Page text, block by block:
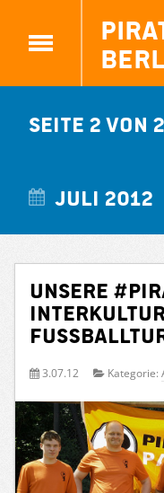
Seite 2 von 2
Juli 2012
Unsere
3.07.12 Kategorie: